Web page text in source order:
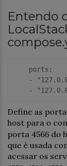
Entendo
ports :
-
"127.0
-
"127.0
Define as
host para o
porta 4566 do
que é usada
acessar os